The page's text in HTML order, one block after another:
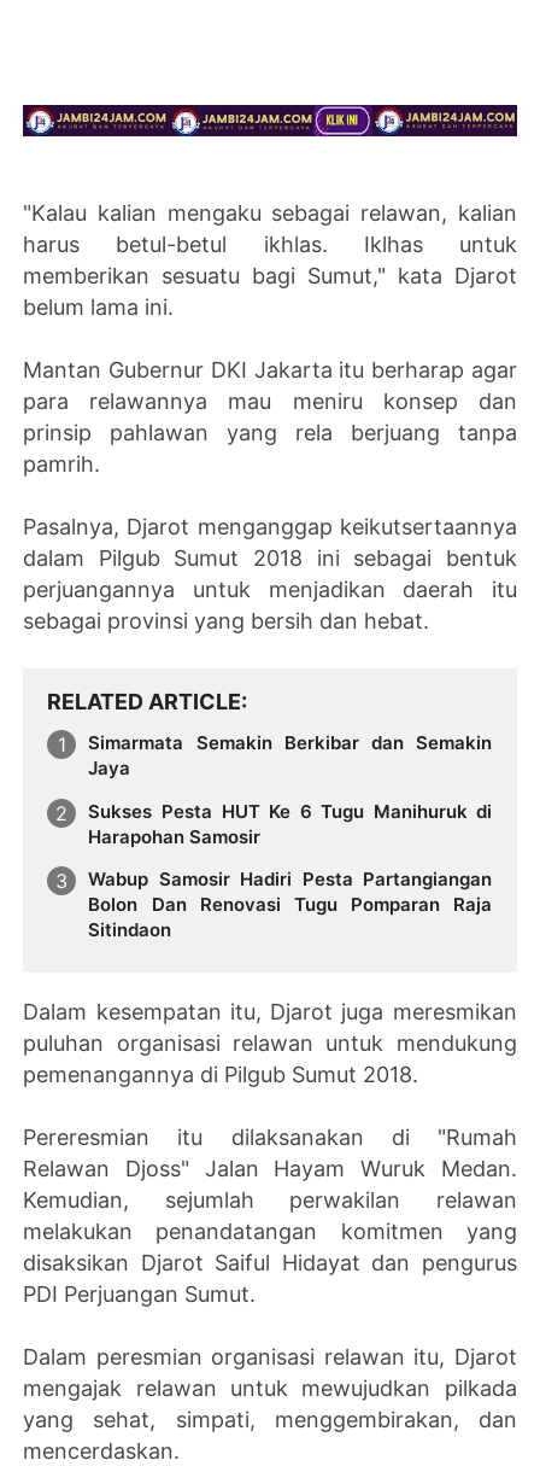
"Kalau kalian mengaku sebagai relawan, kalian
harus betul-betul ikhlas. Iklhas untuk
memberikan sesuatu bagi Sumut," kata Djarot
belum lama ini.
Mantan Gubernur DKI Jakarta itu berharap agar
para relawannya mau meniru konsep dan
prinsip pahlawan yang rela berjuang tanpa
pamrih.
Pasalnya, Djarot menganggap keikutsertaannya
dalam Pilgub Sumut 2018 ini sebagai bentuk
perjuangannya untuk menjadikan daerah itu
sebagai provinsi yang bersih dan hebat.
RELATED ARTICLE
Simarmata Semakin Berkibar dan Semakin
Jaya
Sukses Pesta HUT Ke 6 Tugu Manihuruk di
Harapohan Samosir
Wabup Samosir Hadiri Pesta Partangiangan
Bolon Dan Renovasi Tugu Pomparan Raja
Sitindaon
Dalam kesempatan itu, Djarot juga meresmikan
puluhan organisasi relawan untuk mendukung
pemenangannya di Pilgub Sumut 2018.
Pereresmian itu dilaksanakan di "Rumah
Relawan Djoss" Jalan Hayam Wuruk Medan.
Kemudian, sejumlah perwakilan relawan
melakukan penandatangan komitmen yang
disaksikan Djarot Saiful Hidayat dan pengurus
PDI Perjuangan Sumut.
Dalam peresmian organisasi relawan itu, Djarot
mengajak relawan untuk mewujudkan pilkada
yang sehat, simpati, menggembirakan, dan
mencerdaskan.